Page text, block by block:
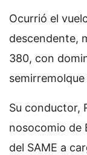
Ocurrió el
descendente,
380, con
Su conductor,
nosocomio de
del SAME a